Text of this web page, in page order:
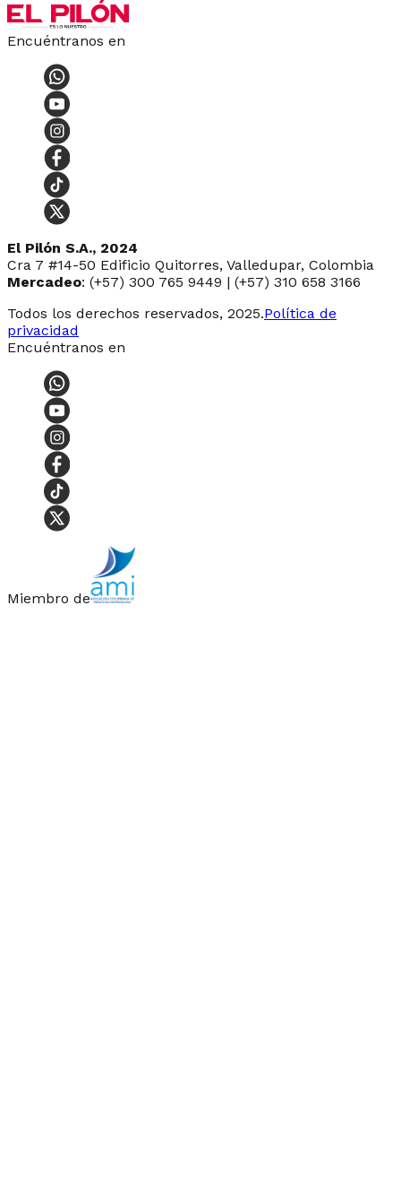
Encuéntranos en
El Pilón S.A., 2024
Cra 7 #14-50 Edificio Quitorres, Valledupar, Colombia
Mercadeo: (+57) 300 765 9449 | (+57) 310 658 3166
Todos los derechos reservados, 2025.Política de
privacidad
Encuéntranos en
Miembro de